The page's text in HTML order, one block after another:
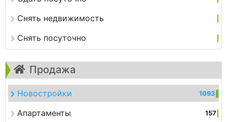
Снять недвижимость
Снять посуточно
Продажа
Новостройки 1093
Апартаменты 157